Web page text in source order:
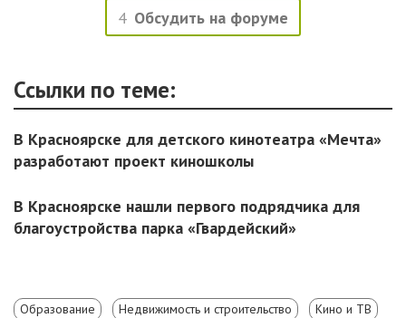
4 Обсудить на форуме
Ссылки по теме:
В Красноярске для детского кинотеатра «Мечта»
разработают проект киношколы
В Красноярске нашли первого подрядчика для
благоустройства парка «Гвардейский»
Образование Недвижимость и строительство Кино и ТВ